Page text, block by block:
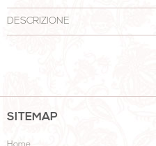
DESCRIZIONE
SITEMAP